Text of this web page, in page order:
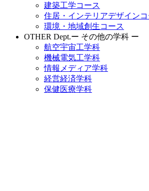
建築工学コース
住居・インテリアデザインコ
環境・地域創生コース
OTHER Dept.ー その他の学科 ー
航空宇宙工学科
機械電気工学科
情報メディア学科
経営経済学科
保健医療学科